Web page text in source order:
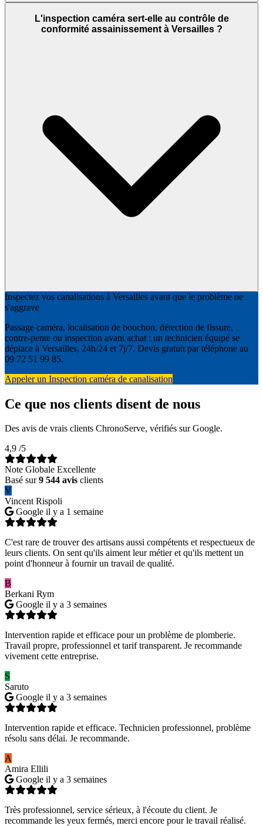
L'inspection caméra sert-elle au contrôle de
conformité assainissement à Versailles ?
Inspectez vos canalisations à Versailles avant que le problème ne
s'aggrave
Passage caméra, localisation de bouchon, détection de fissure,
contre-pente ou inspection avant achat : un technicien équipé se
déplace à Versailles, 24h/24 et 7j/7. Devis gratuit par téléphone au
09 72 51 99 85.
Appeler un Inspection caméra de canalisation
Ce que nos clients disent de nous
Des avis de vrais clients ChronoServe, vérifiés sur Google.
4,9 /5
Note Globale Excellente
Basé sur9 544 avis clients
V
Vincent Rispoli
Google il y a 1 semaine
C'est rare de trouver des artisans aussi compétents et respectueux de
leurs clients. On sent qu'ils aiment leur métier et qu'ils mettent un
point d'honneur à fournir un travail de qualité.
B
Berkani Rym
Google il y a 3 semaines
Intervention rapide et efficace pour un problème de plomberie.
Travail propre, professionnel et tarif transparent. Je recommande
vivement cette entreprise.
S
Saruto
Google il y a 3 semaines
Intervention rapide et efficace. Technicien professionnel, problème
résolu sans délai. Je recommande.
A
Amira Ellili
Google il y a 3 semaines
Très professionnel, service sérieux, à l'écoute du client. Je
recommande les yeux fermés, merci encore pour le travail réalisé.